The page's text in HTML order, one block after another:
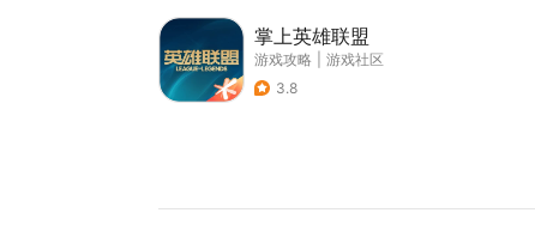
掌上英雄联盟
游戏攻略
游戏社区
3.8